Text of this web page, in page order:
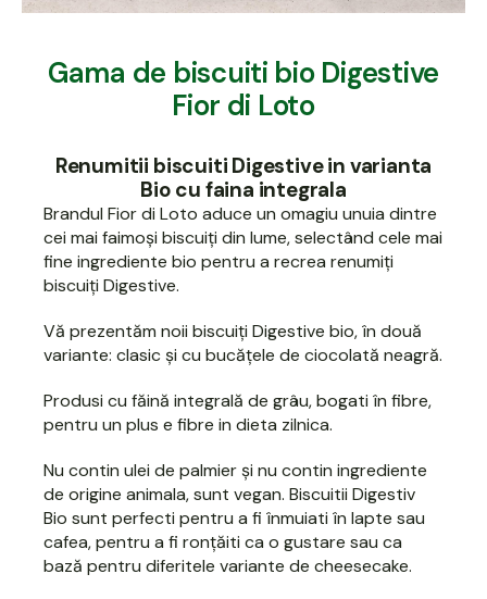
Gama de biscuiti bio Digestive
Fior di Loto
Renumitii biscuiti Digestive in varianta
Bio cu faina integrala
Brandul Fior di Loto aduce un omagiu unuia dintre
cei mai faimoși biscuiți din lume, selectând cele mai
fine ingrediente bio pentru a recrea renumiți
biscuiți Digestive.
Vă prezentăm noii biscuiți Digestive bio, în două
variante: clasic și cu bucățele de ciocolată neagră.
Produsi cu făină integrală de grâu, bogati în fibre,
pentru un plus e fibre in dieta zilnica.
Nu contin ulei de palmier și nu contin ingrediente
de origine animala, sunt vegan. Biscuitii Digestiv
Bio sunt perfecti pentru a fi înmuiati în lapte sau
cafea, pentru a fi ronțăiti ca o gustare sau ca
bază pentru diferitele variante de cheesecake.